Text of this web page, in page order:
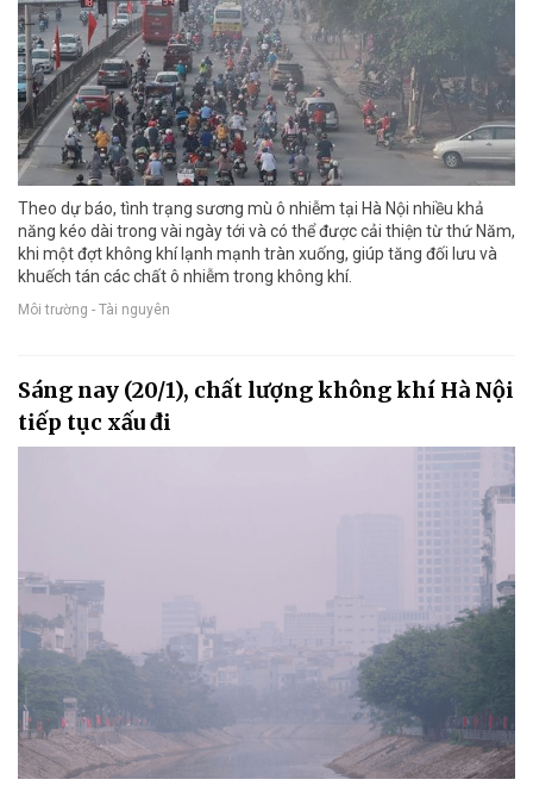
Theo dự báo, tình trạng sương mù ô nhiễm tại Hà Nội nhiều khả
năng kéo dài trong vài ngày tới và có thể được cải thiện từ thứ Năm,
khi một đợt không khí lạnh mạnh tràn xuống, giúp tăng đối lưu và
khuếch tán các chất ô nhiễm trong không khí.
Môi trường - Tài nguyên
Sáng nay (20/1), chất lượng không khí Hà Nội
tiếp tục xấu đi